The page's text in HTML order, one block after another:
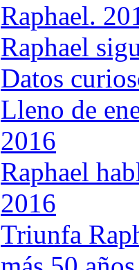
Raphael.
Raphael
Datos
Lleno de
2016
Raphael
2016
Triunfa